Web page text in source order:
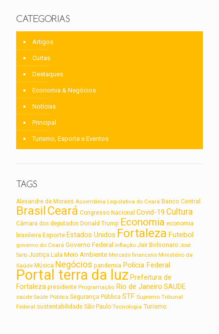
CATEGORIAS
Artigos
Curtas
Destaques
Economia & Negócios
Notícias
Principal
Turismo, Esporte e Eventos
TAGS
Alexandre de Moraes Assembleia Legislativa do Ceará Banco Central
Brasil Ceará Congresso Nacional Covid-19 Cultura
Câmara dos deputados Donald Trump Economia economia
brasileira Esporte Estados Unidos Fortaleza Futebol
governo do Ceará Governo Federal inflação Jair Bolsonaro José
Sarto Justiça Lula Meio Ambiente Mercado financeiro Ministério da
Saúde Música Negócios pandemia Polícia Federal
Portal terra da luz Prefeitura de
Fortaleza presidente Programação Rio de Janeiro SAUDE
saúde Saúde Pública Segurança Pública STF Supremo Tribunal
Federal sustentabilidade São Paulo Tecnologia Turismo